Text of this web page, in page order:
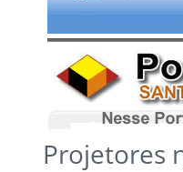
Projetores